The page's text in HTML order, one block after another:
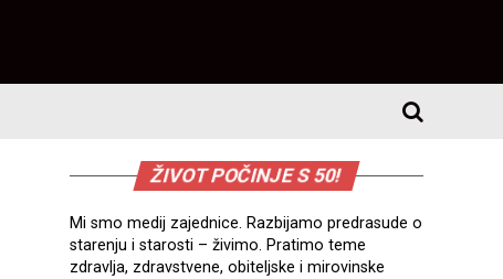
ŽIVOT POČINJE S 50!
Mi smo medij zajednice. Razbijamo predrasude o
starenju i starosti – živimo. Pratimo teme
zdravlja, zdravstvene, obiteljske i mirovinske